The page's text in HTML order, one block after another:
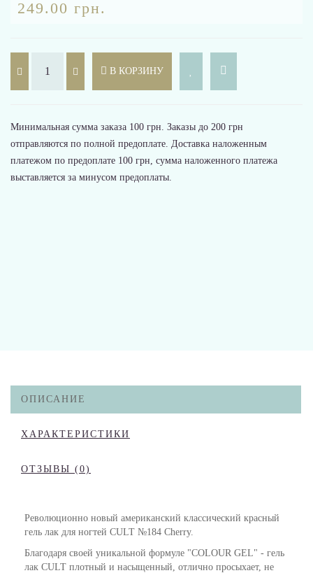
249.00 грн.
В КОРЗИНУ
Минимальная сумма заказа 100 грн. Заказы до 200 грн
отправляются по полной предоплате. Доставка наложенным
платежом по предоплате 100 грн, сумма наложенного платежа
выставляется за минусом предоплаты.
ОПИСАНИЕ
ХАРАКТЕРИСТИКИ
ОТЗЫВЫ (0)
Революционно новый американский классический красный
гель лак для ногтей CULT №184 Cherry.
Благодаря своей уникальной формуле "COLOUR GEL" - гель
лак CULT плотный и насыщенный, отлично просыхает, не